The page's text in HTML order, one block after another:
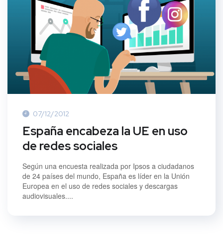
07/12/2012
España encabeza la UE en uso
de redes sociales
Según una encuesta realizada por Ipsos a ciudadanos
de 24 países del mundo, España es líder en la Unión
Europea en el uso de redes sociales y descargas
audiovisuales....